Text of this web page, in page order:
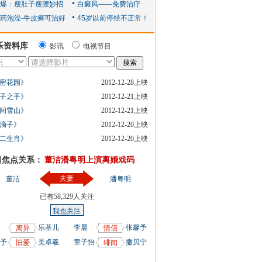
资料库 影讯 电视节目
花园》
2012-12-28上映
之手》
2012-12-21上映
雪山》
2012-12-21上映
子》
2012-12-20上映
生肖》
2012-12-20上映
点关系： 董洁潘粤明上演离婚戏码
董洁 夫妻
已有58,329人关注
我也关注
潘粤明
离异
乐基儿
旧爱 吴卓羲
李晨 情侣
张馨予
章子怡
绯闻 撒贝宁